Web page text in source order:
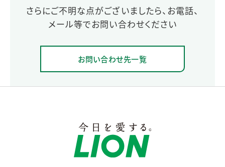
さらにご不明な点がございましたら、お電話、
メール等でお問い合わせください
お問い合わせ先一覧